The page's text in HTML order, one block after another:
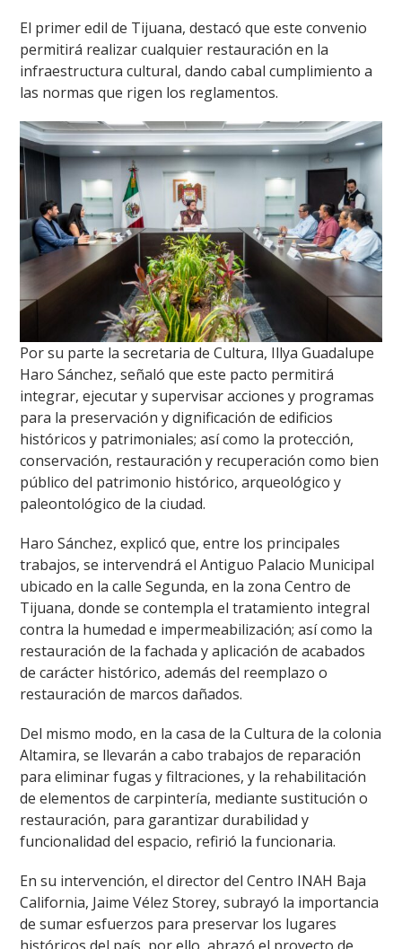
El primer edil de Tijuana, destacó que este convenio
permitirá realizar cualquier restauración en la
infraestructura cultural, dando cabal cumplimiento a
las normas que rigen los reglamentos.
Por su parte la secretaria de Cultura, Illya Guadalupe
Haro Sánchez, señaló que este pacto permitirá
integrar, ejecutar y supervisar acciones y programas
para la preservación y dignificación de edificios
históricos y patrimoniales; así como la protección,
conservación, restauración y recuperación como bien
público del patrimonio histórico, arqueológico y
paleontológico de la ciudad.
Haro Sánchez, explicó que, entre los principales
trabajos, se intervendrá el Antiguo Palacio Municipal
ubicado en la calle Segunda, en la zona Centro de
Tijuana, donde se contempla el tratamiento integral
contra la humedad e impermeabilización; así como la
restauración de la fachada y aplicación de acabados
de carácter histórico, además del reemplazo o
restauración de marcos dañados.
Del mismo modo, en la casa de la Cultura de la colonia
Altamira, se llevarán a cabo trabajos de reparación
para eliminar fugas y filtraciones, y la rehabilitación
de elementos de carpintería, mediante sustitución o
restauración, para garantizar durabilidad y
funcionalidad del espacio, refirió la funcionaria.
En su intervención, el director del Centro INAH Baja
California, Jaime Vélez Storey, subrayó la importancia
de sumar esfuerzos para preservar los lugares